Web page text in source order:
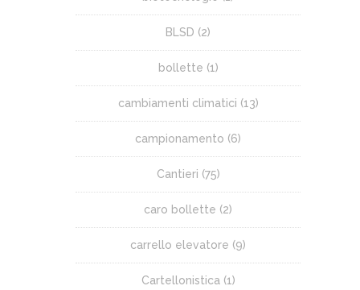
BLSD (2)
bollette (1)
cambiamenti climatici (13)
campionamento (6)
Cantieri (75)
caro bollette (2)
carrello elevatore (9)
Cartellonistica (1)